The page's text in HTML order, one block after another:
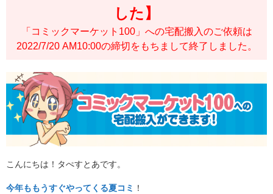
した】
「コミックマーケット100」への宅配搬入のご依頼は
2022/7/20 AM10:00の締切をもちまして終了しました。
こんにちは！タぺすとあです。
今年ももうすぐやってくる夏コミ
！